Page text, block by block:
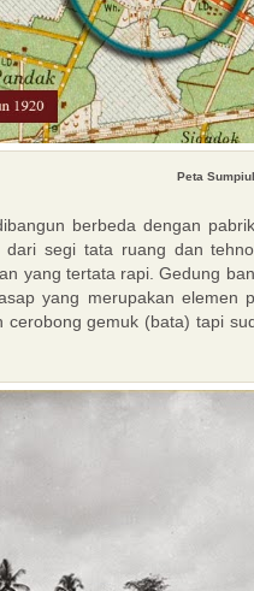
Peta
berbeda dengan
dari segi tata ruang dan
yang tertata rapi. Gedung
yang merupakan elemen
cerobong gemuk (bata) tapi